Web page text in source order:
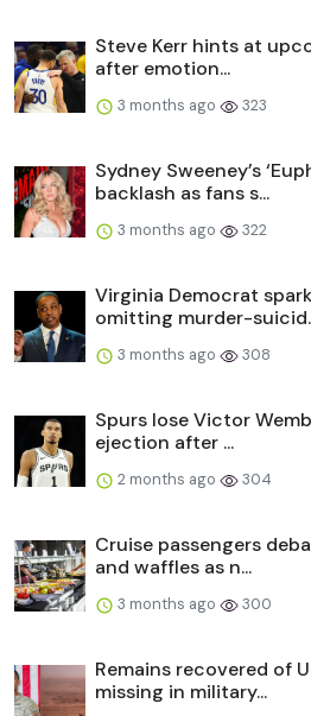
Steve Kerr hints at
after emotion...
3 months ago 323
Sydney Sweeney’s
backlash as fans s...
3 months ago 322
Virginia Democrat
omitting murder-
3 months ago 308
Spurs lose Victor
ejection after ...
2 months ago 304
Cruise passengers
and waffles as n...
3 months ago 300
Remains recovered of
missing in military...